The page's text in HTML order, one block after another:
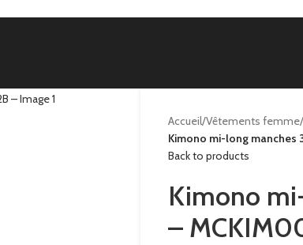
Accueil/Vêtements femme/
Kimono mi-long manches
Back to products
Kimono
–